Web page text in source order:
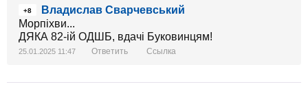
+8
Владислав Сварчевський
Морпіхви...
ДЯКА 82-ій ОДШБ, вдачі Буковинцям!
25.01.2025 11:47 Ответить Ссылка